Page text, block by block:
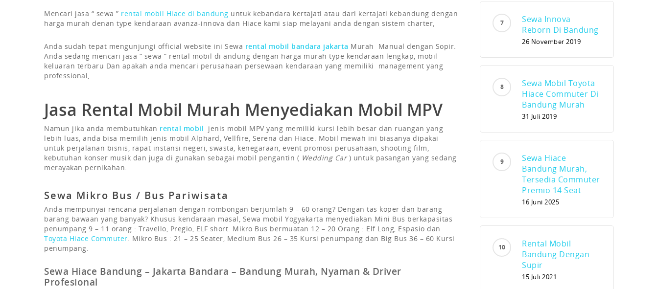
Mencari jasa “ sewa ” rental mobil Hiace di bandung untuk kebandara kertajati atau dari kertajati kebandung dengan
harga murah denan type kendaraan avanza-innova dan Hiace kami siap melayani anda dengan sistem charter,
Anda sudah tepat mengunjungi official website ini Sewa rental mobil bandara jakarta Murah Manual dengan Sopir.
Anda sedang mencari jasa “ sewa ” rental mobil di andung dengan harga murah type kendaraan lengkap, mobil
keluaran terbaru Dan apakah anda mencari perusahaan persewaan kendaraan yang memiliki management yang
professional,
Jasa Rental Mobil Murah Menyediakan Mobil MPV
Namun jika anda membutuhkan rental mobil jenis mobil MPV yang memiliki kursi lebih besar dan ruangan yang
lebih luas, anda bisa memilih jenis mobil Alphard, Vellfire, Serena dan Hiace. Mobil mewah ini biasanya dipakai
untuk perjalanan bisnis, rapat instansi negeri, swasta, kenegaraan, event promosi perusahaan, shooting film,
kebutuhan konser musik dan juga di gunakan sebagai mobil pengantin ( Wedding Car) untuk pasangan yang sedang
merayakan pernikahan.
Sewa Mikro Bus / Bus Pariwisata
Anda mempunyai rencana perjalanan dengan rombongan berjumlah 9 – 60 orang? Dengan tas koper dan barang-
barang bawaan yang banyak? Khusus kendaraan masal, Sewa mobil Yogyakarta menyediakan Mini Bus berkapasitas
penumpang 9 – 11 orang : Travello, Pregio, ELF short. Mikro Bus bermuatan 12 – 20 Orang : Elf Long, Espasio dan
Toyota Hiace Commuter. Mikro Bus : 21 – 25 Seater, Medium Bus 26 – 35 Kursi penumpang dan Big Bus 36 – 60 Kursi
penumpang.
Sewa Hiace Bandung – Jakarta Bandara – Bandung Murah, Nyaman & Driver
Profesional
Sewa Innova
Reborn Di Bandung
26 November 2019
Sewa Mobil Toyota
Hiace Commuter Di
Bandung Murah
31 Juli 2019
Sewa Hiace
Bandung Murah,
Tersedia Commuter
Premio 14 Seat
16 Juni 2025
Rental Mobil
Bandung Dengan
Supir
15 Juli 2021